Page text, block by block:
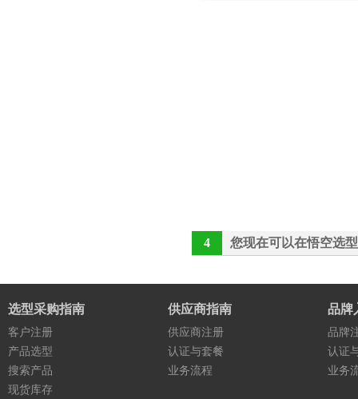
4 您现在可以在悟空选
选型采购指南
客户注册
产品选型
搜索产品
现货库存
供应商指南
供应商注册
认证与套餐
业务流程
品牌
品牌
认证
业务